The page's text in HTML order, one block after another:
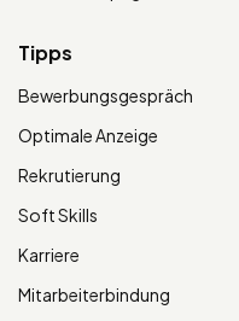
Tipps
Bewerbungsgespräch
Optimale Anzeige
Rekrutierung
Soft Skills
Karriere
Mitarbeiterbindung